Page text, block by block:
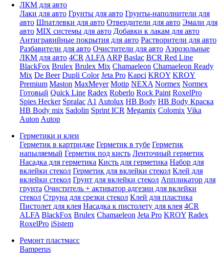
ЛКМ для авто
Лаки для авто Грунты для авто Грунты-наполнители для
авто Шпатлевки для авто Отвердители для авто Эмали для
авто MIX системы для авто Добавки к лакам для авто
Антигравийные покрытия для авто Растворители для авто
Разбавители для авто Очистители для авто Аэрозольные
ЛКМ для авто 4CR ALFA ARP Baslac BCR Red Line
BlackFox Brulex Brulex Mix Chamaeleon Chamaeleon Ready
Mix De Beer Dupli Color Jeta Pro Kapci KROY KROY
Premium Maston MaxMeyer Motip NEXA Normex Normex
Готовый Quick Line Radex Roberlo Rock Paint RoxelPro
Spies Hecker Spralac A1 Autolux HB Body HB Body Краска
HB Body mix Sadolin Sprint ICR Megamix Colomix Vika
Auton Autop
Герметики и клеи
Герметик в картридже Герметик в тубе Герметик
напыляемый Герметик под кисть Ленточный герметик
Насадка для герметика Кисть для герметика Набор для
вклейки стекол Герметик для вклейки стекол Клей для
вклейки стекол Грунт для вклейки стекол Аппликатор для
грунта Очиститель + активатор адгезии для вклейки
стекол Струна для срезки стекол Клей для пластика
Пистолет для клея Насадка к пистолету для клея 4CR
ALFA BlackFox Brulex Chamaeleon Jeta Pro KROY Radex
RoxelPro iSistem
Ремонт пластмасс
Bamperus